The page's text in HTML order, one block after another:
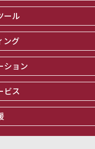
ール
ング
ション
ビス